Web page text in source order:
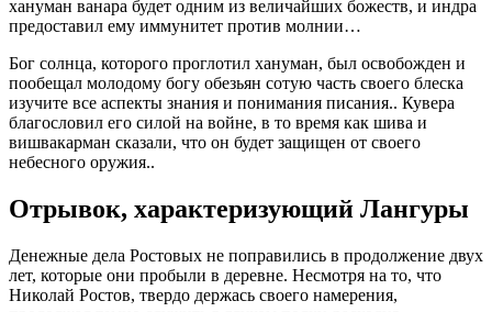
хануман ванара будет одним из величайших божеств, и индра
предоставил ему иммунитет против молнии…
Бог солнца, которого проглотил хануман, был освобожден и
пообещал молодому богу обезьян сотую часть своего блеска
изучите все аспекты знания и понимания писания.. Кувера
благословил его силой на войне, в то время как шива и
вишвакарман сказали, что он будет защищен от своего
небесного оружия..
Отрывок, характеризующий Лангуры
Денежные дела Ростовых не поправились в продолжение двух
лет, которые они пробыли в деревне. Несмотря на то, что
Николай Ростов, твердо держась своего намерения,